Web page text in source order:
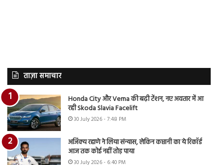
ताज़ा समाचार
Honda City और Verna की बढ़ी टेंशन, नए अवतार में आ
रही Skoda Slavia Facelift
30 July 2026 - 7:48 PM
अजिंक्य रहाणे ने लिया संन्यास, लेकिन कप्तानी का ये रिकॉर्ड
आज तक कोई नहीं तोड़ पाया
30 July 2026 - 6:40 PM